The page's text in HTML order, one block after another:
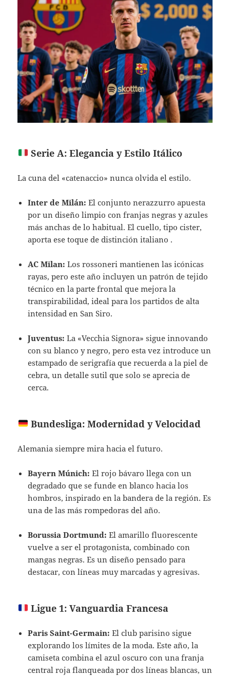
Serie A: Elegancia y Estilo Itálico
La cuna del «catenaccio» nunca olvida el estilo.
Inter de Milán: El conjunto nerazzurro apuesta
por un diseño limpio con franjas negras y azules
más anchas de lo habitual. El cuello, tipo cister,
aporta ese toque de distinción italiano .
AC Milan: Los rossoneri mantienen las icónicas
rayas, pero este año incluyen un patrón de tejido
técnico en la parte frontal que mejora la
transpirabilidad, ideal para los partidos de alta
intensidad en San Siro.
Juventus: La «Vecchia Signora» sigue innovando
con su blanco y negro, pero esta vez introduce un
estampado de serigrafía que recuerda a la piel de
cebra, un detalle sutil que solo se aprecia de
cerca.
Bundesliga: Modernidad y Velocidad
Alemania siempre mira hacia el futuro.
Bayern Múnich: El rojo bávaro llega con un
degradado que se funde en blanco hacia los
hombros, inspirado en la bandera de la región. Es
una de las más rompedoras del año.
Borussia Dortmund: El amarillo fluorescente
vuelve a ser el protagonista, combinado con
mangas negras. Es un diseño pensado para
destacar, con líneas muy marcadas y agresivas.
Ligue 1: Vanguardia Francesa
Paris Saint-Germain: El club parisino sigue
explorando los límites de la moda. Este año, la
camiseta combina el azul oscuro con una franja
central roja flanqueada por dos líneas blancas, un